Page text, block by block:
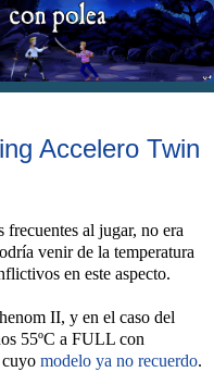
Accelero Twin
frecuentes al jugar, no era
venir de la temperatura
en este aspecto.
II, y en el caso del
55ºC a FULL con
modelo ya no recuerdo.